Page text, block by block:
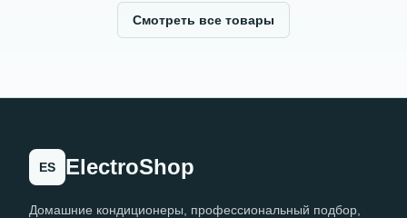
Смотреть все товары
ES ElectroShop
Домашние кондиционеры, профессиональный подбор,